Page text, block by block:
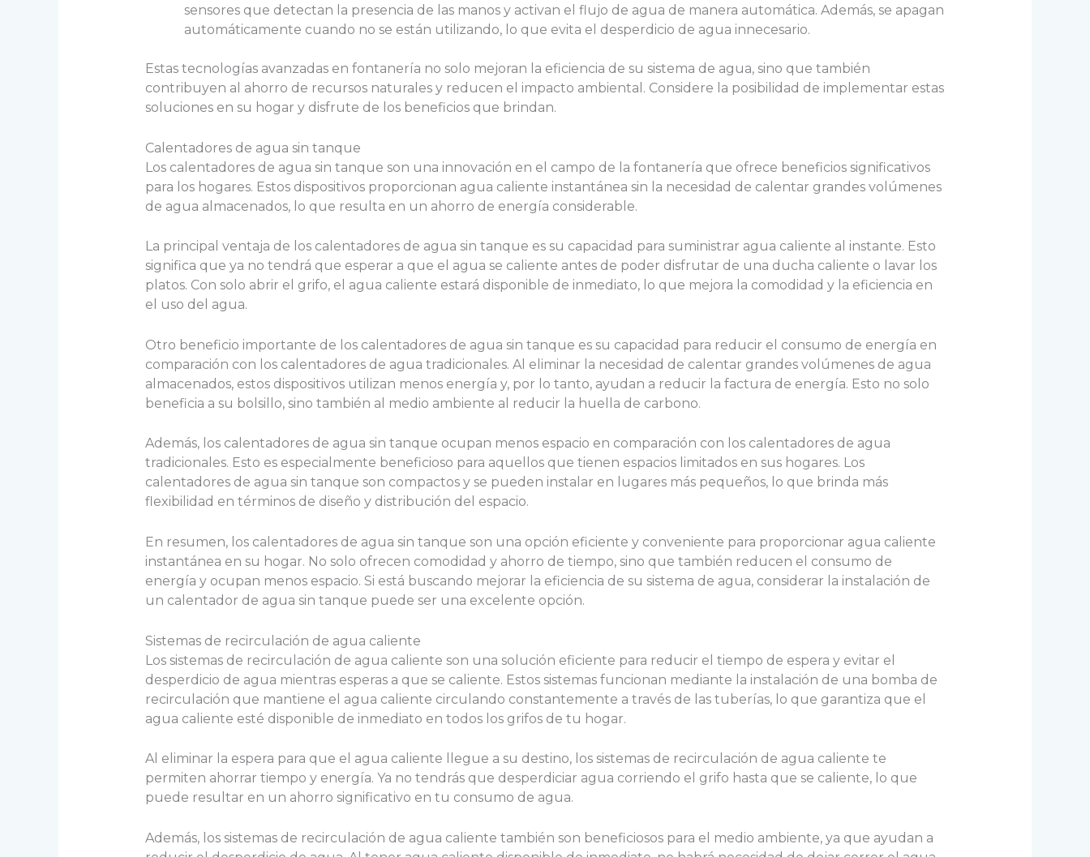
sensores que detectan la presencia de las manos y activan el flujo de agua de manera automática. Además, se apagan
automáticamente cuando no se están utilizando, lo que evita el desperdicio de agua innecesario.
Estas tecnologías avanzadas en fontanería no solo mejoran la eficiencia de su sistema de agua, sino que también
contribuyen al ahorro de recursos naturales y reducen el impacto ambiental. Considere la posibilidad de implementar estas
soluciones en su hogar y disfrute de los beneficios que brindan.
Calentadores de agua sin tanque
Los calentadores de agua sin tanque son una innovación en el campo de la fontanería que ofrece beneficios significativos
para los hogares. Estos dispositivos proporcionan agua caliente instantánea sin la necesidad de calentar grandes volúmenes
de agua almacenados, lo que resulta en un ahorro de energía considerable.
La principal ventaja de los calentadores de agua sin tanque es su capacidad para suministrar agua caliente al instante. Esto
significa que ya no tendrá que esperar a que el agua se caliente antes de poder disfrutar de una ducha caliente o lavar los
platos. Con solo abrir el grifo, el agua caliente estará disponible de inmediato, lo que mejora la comodidad y la eficiencia en
el uso del agua.
Otro beneficio importante de los calentadores de agua sin tanque es su capacidad para reducir el consumo de energía en
comparación con los calentadores de agua tradicionales. Al eliminar la necesidad de calentar grandes volúmenes de agua
almacenados, estos dispositivos utilizan menos energía y, por lo tanto, ayudan a reducir la factura de energía. Esto no solo
beneficia a su bolsillo, sino también al medio ambiente al reducir la huella de carbono.
Además, los calentadores de agua sin tanque ocupan menos espacio en comparación con los calentadores de agua
tradicionales. Esto es especialmente beneficioso para aquellos que tienen espacios limitados en sus hogares. Los
calentadores de agua sin tanque son compactos y se pueden instalar en lugares más pequeños, lo que brinda más
flexibilidad en términos de diseño y distribución del espacio.
En resumen, los calentadores de agua sin tanque son una opción eficiente y conveniente para proporcionar agua caliente
instantánea en su hogar. No solo ofrecen comodidad y ahorro de tiempo, sino que también reducen el consumo de
energía y ocupan menos espacio. Si está buscando mejorar la eficiencia de su sistema de agua, considerar la instalación de
un calentador de agua sin tanque puede ser una excelente opción.
Sistemas de recirculación de agua caliente
Los sistemas de recirculación de agua caliente son una solución eficiente para reducir el tiempo de espera y evitar el
desperdicio de agua mientras esperas a que se caliente. Estos sistemas funcionan mediante la instalación de una bomba de
recirculación que mantiene el agua caliente circulando constantemente a través de las tuberías, lo que garantiza que el
agua caliente esté disponible de inmediato en todos los grifos de tu hogar.
Al eliminar la espera para que el agua caliente llegue a su destino, los sistemas de recirculación de agua caliente te
permiten ahorrar tiempo y energía. Ya no tendrás que desperdiciar agua corriendo el grifo hasta que se caliente, lo que
puede resultar en un ahorro significativo en tu consumo de agua.
Además, los sistemas de recirculación de agua caliente también son beneficiosos para el medio ambiente, ya que ayudan a